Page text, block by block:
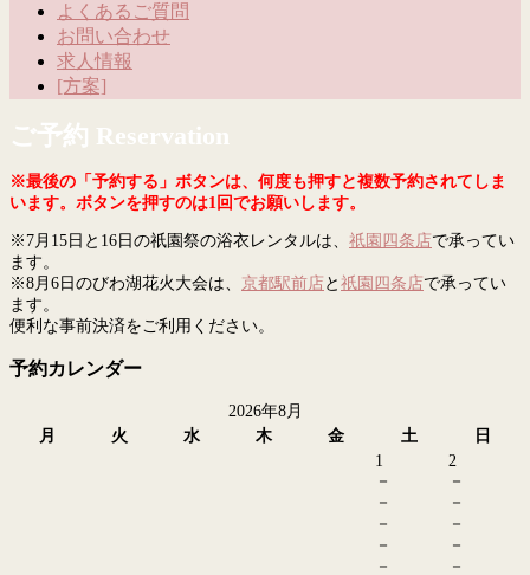
よくあるご質問
お問い合わせ
求人情報
[方案]
ご予約 Reservation
※最後の「予約する」ボタンは、何度も押すと複数予約されてしま
います。ボタンを押すのは1回でお願いします。
※7月15日と16日の祇園祭の浴衣レンタルは、 祇園四条店で承ってい
ます。
※8月6日のびわ湖花火大会は、 京都駅前店 と 祇園四条店で承ってい
ます。
便利な事前決済をご利用ください。
予約カレンダー
2026年8月
月
火 水 木 金 土
日
1
－
－
－
－
－
2
－
－
－
－
－